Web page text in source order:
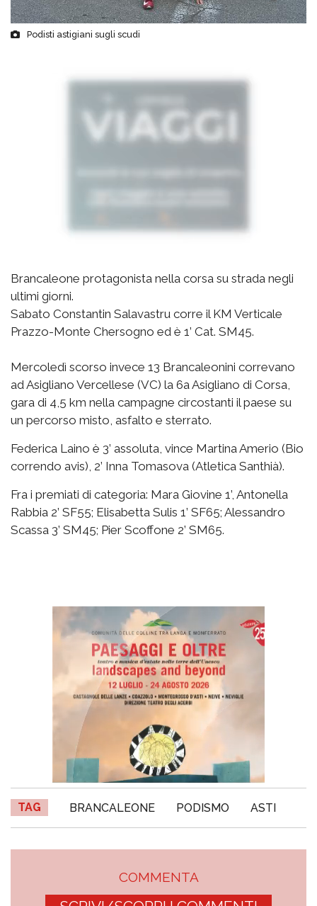
Podisti astigiani sugli scudi
Brancaleone protagonista nella corsa su strada negli
ultimi giorni.
Sabato Constantin Salavastru corre il KM Verticale
Prazzo-Monte Chersogno ed è 1’ Cat. SM45.
Mercoledì scorso invece 13 Brancaleonini correvano
ad Asigliano Vercellese (VC) la 6a Asigliano di Corsa,
gara di 4,5 km nella campagne circostanti il paese su
un percorso misto, asfalto e sterrato.
Federica Laino è 3’ assoluta, vince Martina Amerio (Bio
correndo avis), 2’ Inna Tomasova (Atletica Santhià).
Fra i premiati di categoria: Mara Giovine 1’, Antonella
Rabbia 2’ SF55; Elisabetta Sulis 1’ SF65; Alessandro
Scassa 3’ SM45; Pier Scoffone 2’ SM65.
TAG BRANCALEONE PODISMO ASTI
COMMENTA